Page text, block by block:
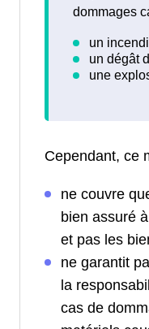
dommages
Cependant, ce
ne couvre
bien assuré
et pas les
ne garantit
la
cas de